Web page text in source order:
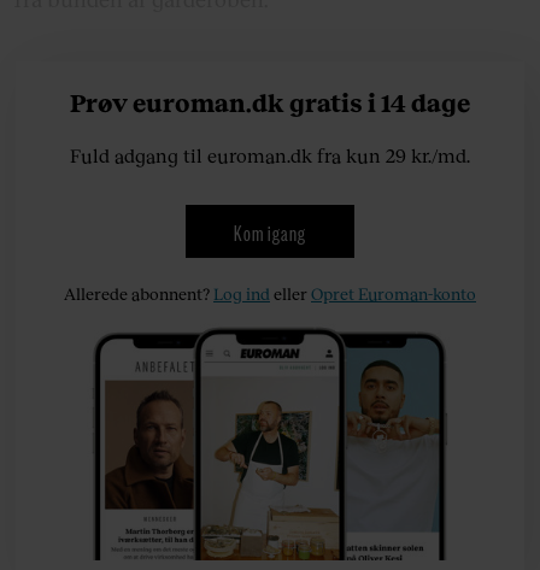
Prøv euroman.dk gratis i 14 dage
Fuld adgang til euroman.dk fra kun 29 kr./md.
Kom igang
Allerede abonnent? Log ind ellerOpret Euroman-konto